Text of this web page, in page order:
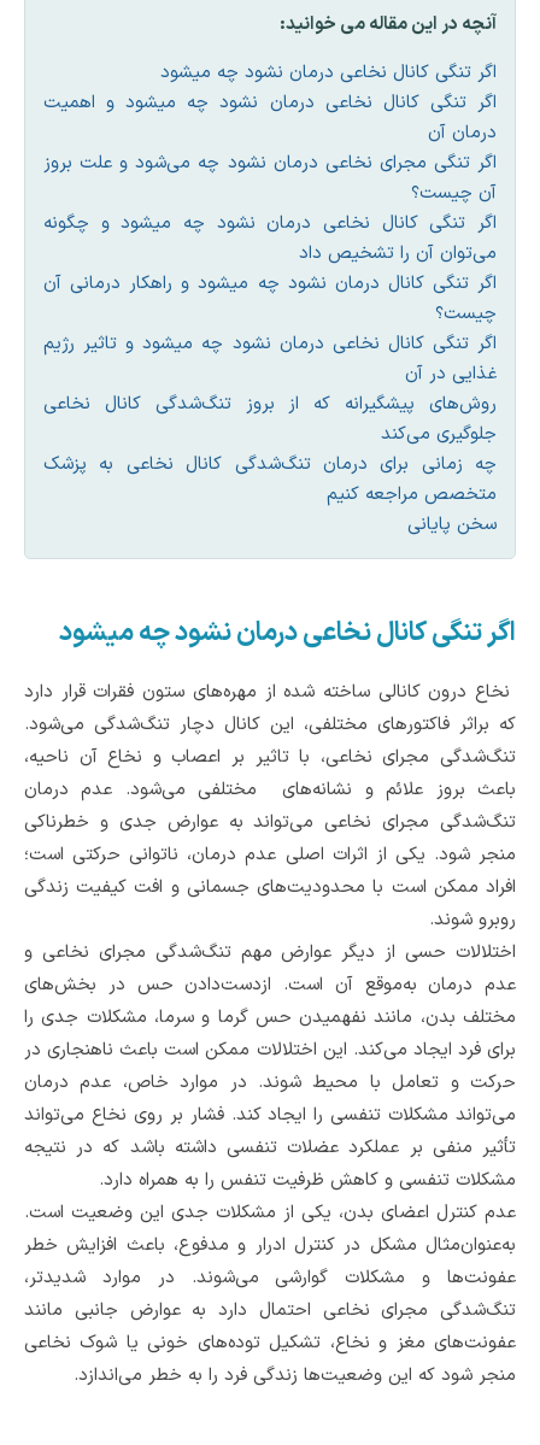
آنچه در این مقاله می خوانید:
اگر تنگی کانال نخاعی درمان نشود چه میشود
اگر تنگی کانال نخاعی درمان نشود چه میشود و اهمیت
درمان آن
اگر تنگی مجرای نخاعی درمان نشود چه می‌شود و علت بروز
آن چیست؟
اگر تنگی کانال نخاعی درمان نشود چه میشود و چگونه
می‌توان آن را تشخیص داد
اگر تنگی کانال درمان نشود چه میشود و راهکار درمانی آن
چیست؟
اگر تنگی کانال نخاعی درمان نشود چه میشود و تاثیر رژیم
غذایی در آن
روش‌های پیشگیرانه که از بروز تنگ‌شدگی کانال نخاعی
جلوگیری می‌کند
چه زمانی برای درمان تنگ‌شدگی کانال نخاعی به پزشک
متخصص مراجعه کنیم
سخن پایانی
اگر تنگی کانال نخاعی درمان نشود چه میشود
نخاع درون کانالی ساخته شده از مهره‌های ستون فقرات قرار دارد
که براثر فاکتورهای مختلفی، این کانال دچار تنگ‌شدگی می‌شود.
تنگ‌شدگی مجرای نخاعی، با تاثیر بر اعصاب و نخاع آن ناحیه،
باعث بروز علائم و نشانه‌های مختلفی می‌شود. عدم درمان
تنگ‌شدگی مجرای نخاعی می‌تواند به عوارض جدی و خطرناکی
منجر شود. یکی از اثرات اصلی عدم درمان، ناتوانی حرکتی است؛
افراد ممکن است با محدودیت‌های جسمانی و افت کیفیت زندگی
روبرو شوند.
اختلالات حسی از دیگر عوارض مهم تنگ‌شدگی مجرای نخاعی و
عدم درمان به‌موقع آن است. ازدست‌دادن حس در بخش‌های
مختلف بدن، مانند نفهمیدن حس گرما و سرما، مشکلات جدی را
برای فرد ایجاد می‌کند. این اختلالات ممکن است باعث ناهنجاری‌ در
حرکت و تعامل با محیط شوند. در موارد خاص، عدم درمان
می‌تواند مشکلات تنفسی را ایجاد کند. فشار بر روی نخاع می‌تواند
تأثیر منفی بر عملکرد عضلات تنفسی داشته باشد که در نتیجه
مشکلات تنفسی و کاهش ظرفیت تنفس را به همراه دارد.
عدم کنترل اعضای بدن، یکی از مشکلات جدی این وضعیت است.
به‌عنوان‌مثال مشکل در کنترل ادرار و مدفوع، باعث افزایش خطر
عفونت‌ها و مشکلات گوارشی می‌شوند. در موارد شدیدتر،
تنگ‌شدگی مجرای نخاعی احتمال دارد به عوارض جانبی مانند
عفونت‌های مغز و نخاع، تشکیل توده‌های خونی یا شوک نخاعی
منجر شود که این وضعیت‌ها زندگی فرد را به خطر می‌اندازد.